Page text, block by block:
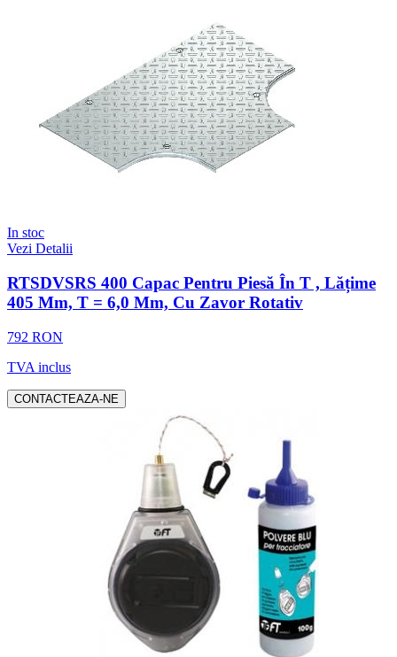
In stoc
Vezi Detalii
RTSDVSRS 400 Capac Pentru Piesă În T , Lățime
405 Mm, T = 6,0 Mm, Cu Zavor Rotativ
792 RON
TVA inclus
CONTACTEAZA-NE